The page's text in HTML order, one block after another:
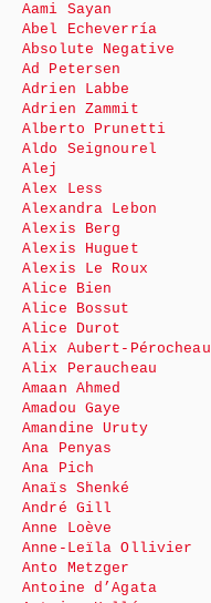
Aami Sayan
Abel Echeverría
Absolute Negative
Ad Petersen
Adrien Labbe
Adrien Zammit
Alberto Prunetti
Aldo Seignourel
Alej
Alex Less
Alexandra Lebon
Alexis Berg
Alexis Huguet
Alexis Le Roux
Alice Bien
Alice Bossut
Alice Durot
Alix Aubert-Pérocheau
Alix Peraucheau
Amaan Ahmed
Amadou Gaye
Amandine Uruty
Ana Penyas
Ana Pich
Anaïs Shenké
André Gill
Anne Loève
Anne-Leïla Ollivier
Anto Metzger
Antoine d’Agata